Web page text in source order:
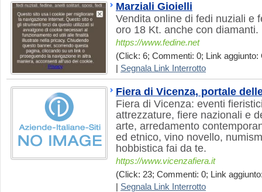
Marziali Gioielli
Vendita online di fedi nuziali e
oro 18 Kt. anche con diamanti.
https://www.fedine.net
(Click: 6; Commenti: 0; Link aggiunto:
Segnala Link Interrotto
Fiera di Vicenza, portale
Fiera di Vicenza: eventi
attrezzature, fiere nazionali e
arte, arredamento
ed etnico, vino novello,
hobbistica fai da te.
https://www.vicenzafiera.it
(Click: 23; Commenti: 0; Link
Segnala Link Interrotto